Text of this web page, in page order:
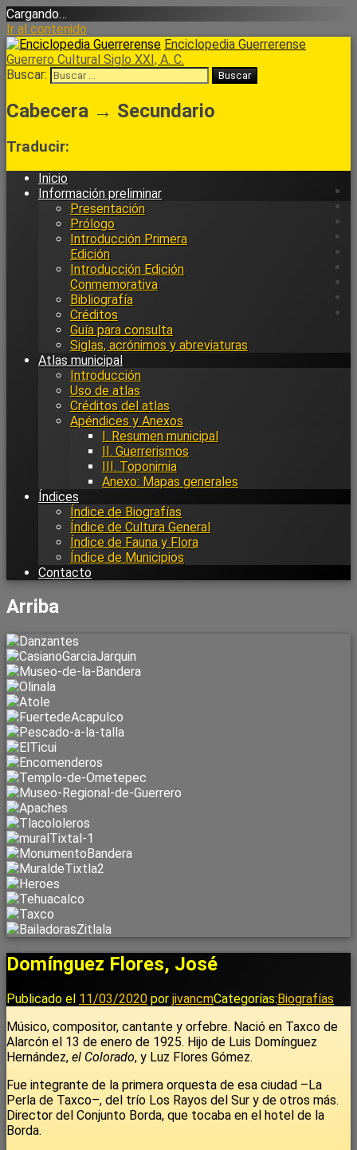
Cargando…
Ir al contenido
Enciclopedia Guerrerense
Guerrero Cultural Siglo XXI, A. C.
Buscar:
Cabecera → Secundario
Traducir:
Inicio
Información preliminar
Presentación
Prólogo
Introducción Primera
Edición
Introducción Edición
Conmemorativa
Bibliografía
Créditos
Guía para consulta
Siglas, acrónimos y abreviaturas
Atlas municipal
Introducción
Uso de atlas
Créditos del atlas
Apéndices y Anexos
I. Resumen municipal
II. Guerrerismos
III. Toponimia
Anexo: Mapas generales
Índices
Índice de Biografías
Índice de Cultura General
Índice de Fauna y Flora
Índice de Municipios
Contacto
Arriba
Domínguez Flores, José
Publicado el 11/03/2020 por jivancmCategorías: Biografías
Músico, compositor, cantante y orfebre. Nació en Taxco de
Alarcón el 13 de enero de 1925. Hijo de Luis Domínguez
Hernández, el Colorado, y Luz Flores Gómez.
Fue integrante de la primera orquesta de esa ciudad –La
Perla de Taxco–, del trío Los Rayos del Sur y de otros más.
Director del Conjunto Borda, que tocaba en el hotel de la
Borda.